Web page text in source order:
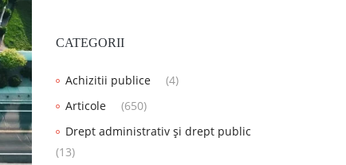
CATEGORII
Achizitii publice
(4)
Articole
(650)
Drept administrativ și drept public
(13)